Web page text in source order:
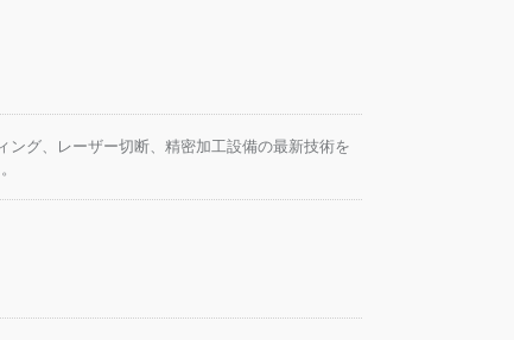
グ、レーザー切断、精密加工設備の最新技術を